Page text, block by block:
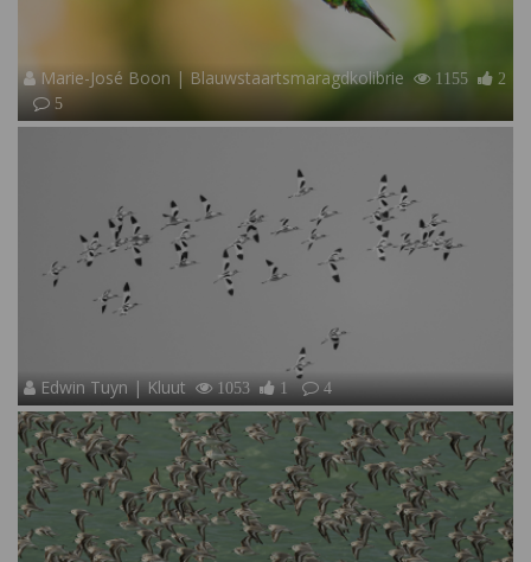
Marie-José Boon | Blauwstaartsmaragdkolibrie 1155
2
5
Edwin Tuyn | Kluut 1053 1 4